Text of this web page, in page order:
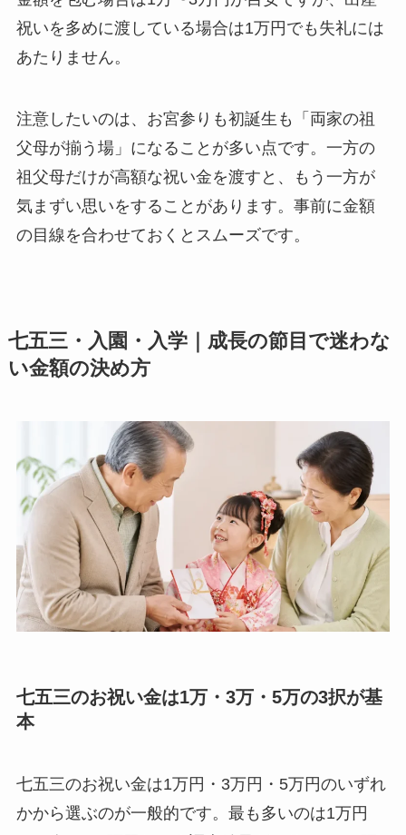
祝いを多めに渡している場合は1万円でも失礼には
あたりません。
注意したいのは、お宮参りも初誕生も「両家の祖
父母が揃う場」になることが多い点です。一方の
祖父母だけが高額な祝い金を渡すと、もう一方が
気まずい思いをすることがあります。事前に金額
の目線を合わせておくとスムーズです。
七五三・入園・入学｜成長の節目で迷わな
い金額の決め方
七五三のお祝い金は1万・3万・5万の3択が基
本
七五三のお祝い金は1万円・3万円・5万円のいずれ
かから選ぶのが一般的です。最も多いのは1万円